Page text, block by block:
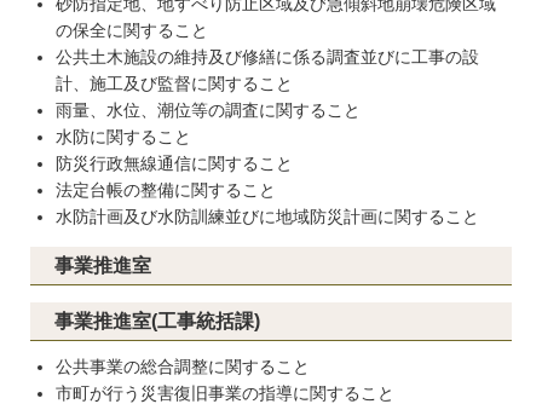
の保全に関すること
公共土木施設の維持及び修繕に係る調査並びに工事の設
計、施工及び監督に関すること
雨量、水位、潮位等の調査に関すること
水防に関すること
防災行政無線通信に関すること
法定台帳の整備に関すること
水防計画及び水防訓練並びに地域防災計画に関すること
事業推進室
事業推進室(工事統括課)
公共事業の総合調整に関すること
市町が行う災害復旧事業の指導に関すること